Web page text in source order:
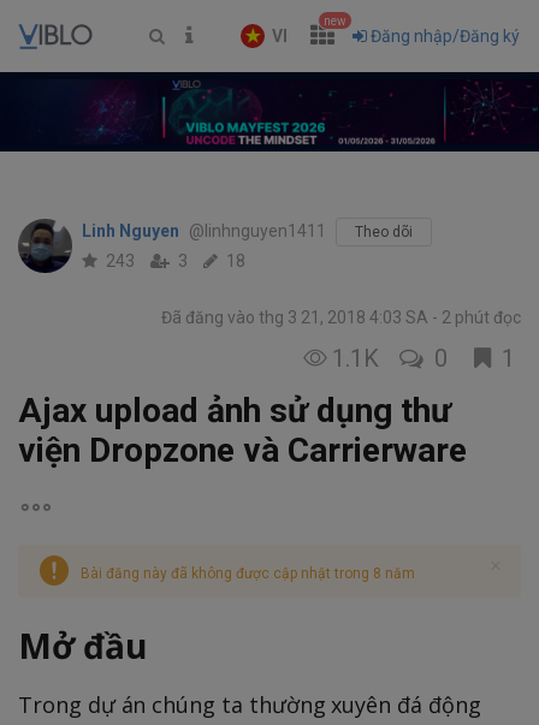
VI
new
Đăng nhập/Đăng ký
Linh Nguyen @linhnguyen1411 Theo dõi
243 3 18
Đã đăng vào thg 3 21, 2018 4:03 SA 2 phút đọc
1.1K 0 1
Ajax upload ảnh sử dụng thư
viện Dropzone và Carrierware
Bài đăng này đã không được cập nhật trong 8 năm
Mở đầu
Trong dự án chúng ta thường xuyên đá động